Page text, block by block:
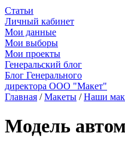
Статьи
Личный кабинет
Мои данные
Мои выборы
Мои проекты
Генеральский блог
Блог Генерального
директора ООО "Макет"
Главная /Макеты /Наши
Модель